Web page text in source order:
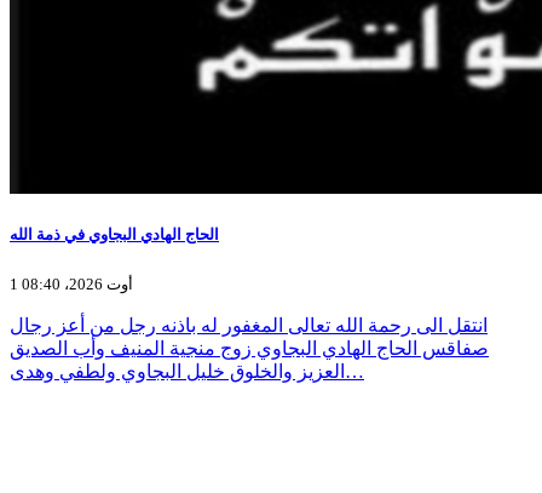
الحاج الهادي البجاوي في ذمة الله
1 أوت 2026، 08:40
انتقل الى رحمة الله تعالى المغفور له باذنه رجل من أعز رجال
صفاقس الحاج الهادي البجاوي زوج منجية المنيف وأب الصديق
العزيز والخلوق خليل البجاوي ولطفي وهدى…